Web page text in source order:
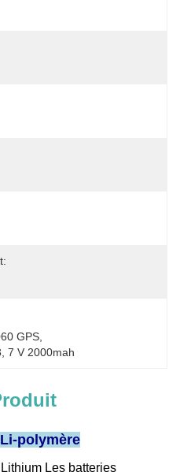
GPS
7 V 2000mah
polymère
Lithium Les batteries